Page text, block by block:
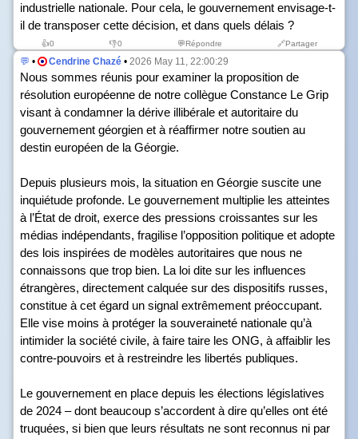
industrielle nationale. Pour cela, le gouvernement envisage-t-
il de transposer cette décision, et dans quels délais ?
👍0 👎0 💬Répondre 🔗Partager
💬 • Cendrine Chazé • 2026 May 11, 22:00:29
Nous sommes réunis pour examiner la proposition de
résolution européenne de notre collègue Constance Le Grip
visant à condamner la dérive illibérale et autoritaire du
gouvernement géorgien et à réaffirmer notre soutien au
destin européen de la Géorgie.
Depuis plusieurs mois, la situation en Géorgie suscite une
inquiétude profonde. Le gouvernement multiplie les atteintes
à l’État de droit, exerce des pressions croissantes sur les
médias indépendants, fragilise l’opposition politique et adopte
des lois inspirées de modèles autoritaires que nous ne
connaissons que trop bien. La loi dite sur les influences
étrangères, directement calquée sur des dispositifs russes,
constitue à cet égard un signal extrêmement préoccupant.
Elle vise moins à protéger la souveraineté nationale qu’à
intimider la société civile, à faire taire les ONG, à affaiblir les
contre-pouvoirs et à restreindre les libertés publiques.
Le gouvernement en place depuis les élections législatives
de 2024 – dont beaucoup s’accordent à dire qu’elles ont été
truquées, si bien que leurs résultats ne sont reconnus ni par